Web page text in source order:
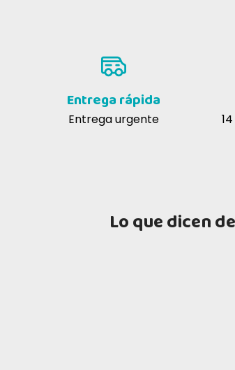
Entrega rápida
Entrega urgente
Lo que dicen